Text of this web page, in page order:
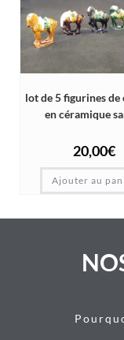
lot de 5 figurines de
en céramique
20,00€
Ajouter au